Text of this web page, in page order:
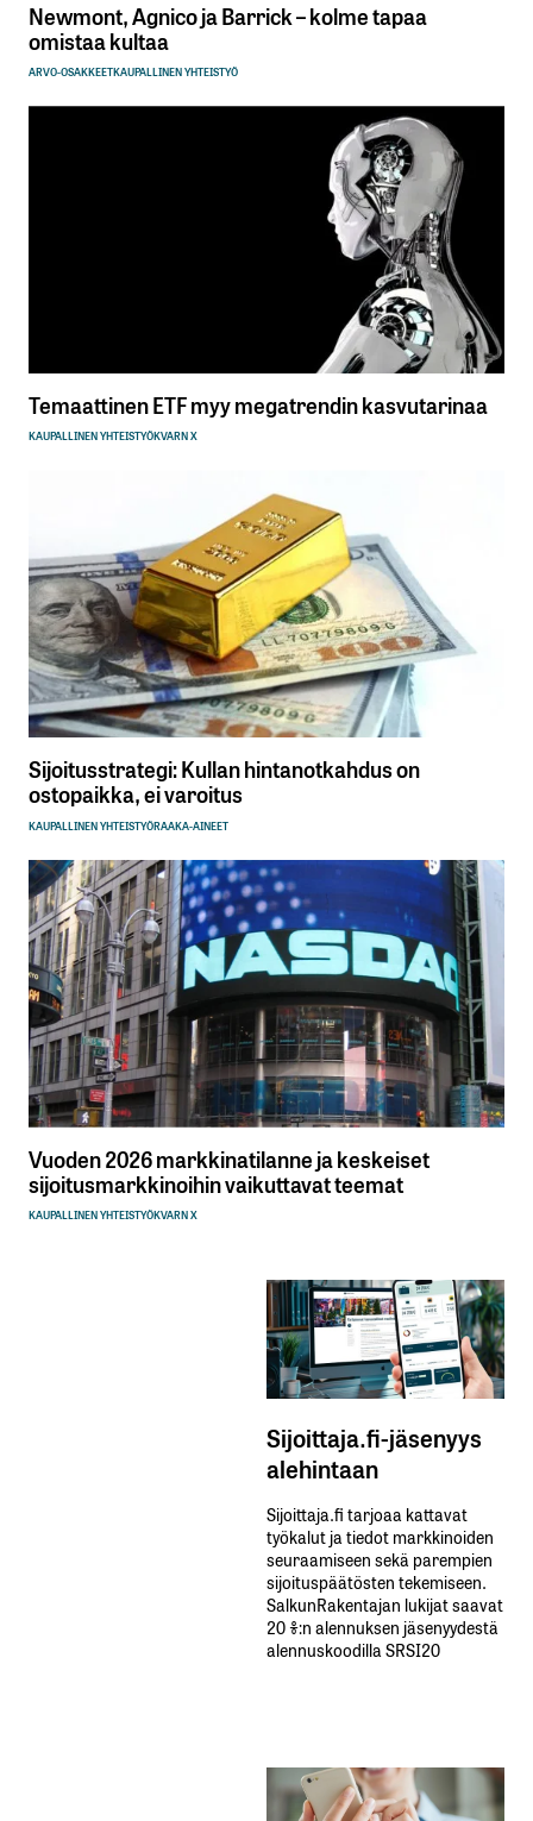
Newmont, Agnico ja Barrick – kolme tapaa
omistaa kultaa
ARVO-OSAKKEETKAUPALLINEN YHTEISTYÖ
Temaattinen ETF myy megatrendin kasvutarinaa
KAUPALLINEN YHTEISTYÖKVARN X
Sijoitusstrategi: Kullan hintanotkahdus on
ostopaikka, ei varoitus
KAUPALLINEN YHTEISTYÖRAAKA-AINEET
Vuoden 2026 markkinatilanne ja keskeiset
sijoitusmarkkinoihin vaikuttavat teemat
KAUPALLINEN YHTEISTYÖKVARN X
Sijoittaja.fi-jäsenyys
alehintaan
Sijoittaja.fi tarjoaa kattavat
työkalut ja tiedot markkinoiden
seuraamiseen sekä parempien
sijoituspäätösten tekemiseen.
SalkunRakentajan lukijat saavat
20 %:n alennuksen jäsenyydestä
alennuskoodilla SRSI20